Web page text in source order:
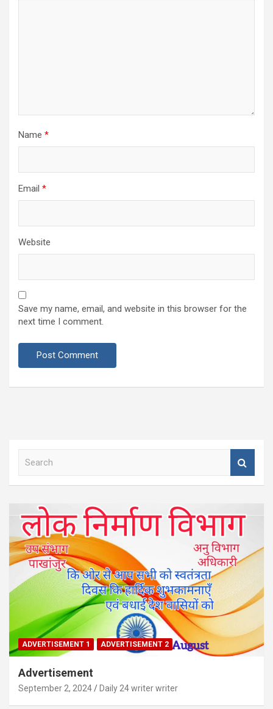
Name *
Email *
Website
Save my name, email, and website in this browser for the
next time I comment.
h
ADVERTISEMENT 1 ADVERTISEMENT 2
Advertisement
September 2, 2024 Daily 24 writer writer